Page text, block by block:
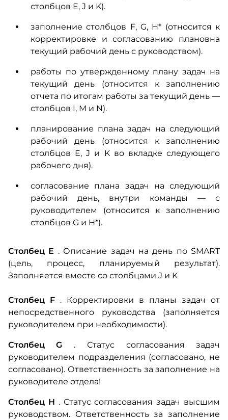
столбцов E, J и K).
заполнение столбцов F, G, H* (относится к
корректировке и согласованию плановна
текущий рабочий день с руководством).
работы по утвержденному плану задач на
текущий день (относится к заполнению
отчета по итогам работы за текущий день —
столбцов I, M и N).
планирование плана задач на следующий
рабочий день (относится к заполнению
столбцов E, J и K во вкладке следующего
рабочего дня).
согласование плана задач на следующий
рабочий день, внутри команды — с
руководителем (относится к заполнению
столбцов G и H*).
Столбец Е . Описание задач на день по SMART
(цель, процесс, планируемый результат).
Заполняется вместе со столбцами J и K
Столбец F .
Корректировки в планы задач от
непосредственного руководства (заполняется
руководителем при необходимости).
Столбец G . Статус согласования задач
руководителем подразделения (согласовано, не
согласовано). Ответственность за заполнение на
руководителе отдела!
Столбец H . Статус согласования задач высшим
руководством. Ответственность за заполнение